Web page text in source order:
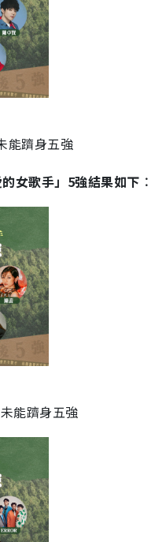
能躋身五強
女歌手」5強結果如下︰
能躋身五強